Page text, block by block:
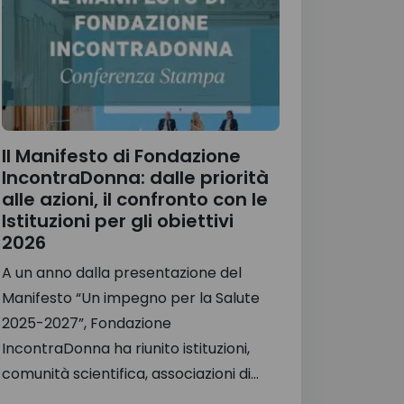
Il Manifesto di Fondazione
IncontraDonna: dalle priorità
alle azioni, il confronto con le
Istituzioni per gli obiettivi
2026
A un anno dalla presentazione del
Manifesto “Un impegno per la Salute
2025-2027”, Fondazione
IncontraDonna ha riunito istituzioni,
comunità scientifica, associazioni di...